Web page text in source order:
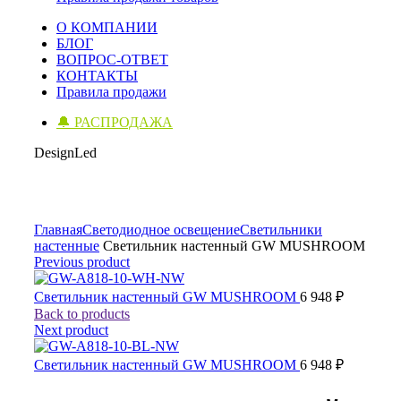
О КОМПАНИИ
БЛОГ
ВОПРОС-ОТВЕТ
КОНТАКТЫ
Правила продажи
🔔 РАСПРОДАЖА
DesignLed
ГлавнаяСветодиодное освещениеСветильники
настенные Светильник настенный GW MUSHROOM
Previous product
Светильник настенный GW MUSHROOM 6 948 ₽
Back to products
Next product
Светильник настенный GW MUSHROOM 6 948 ₽